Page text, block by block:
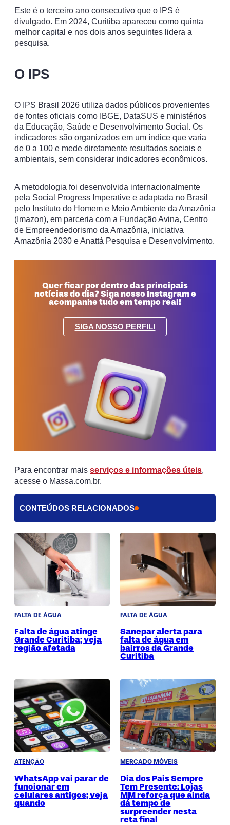
Este é o terceiro ano consecutivo que o IPS é
divulgado. Em 2024, Curitiba apareceu como quinta
melhor capital e nos dois anos seguintes lidera a
pesquisa.
O IPS
O IPS Brasil 2026 utiliza dados públicos provenientes
de fontes oficiais como IBGE, DataSUS e ministérios
da Educação, Saúde e Desenvolvimento Social. Os
indicadores são organizados em um índice que varia
de 0 a 100 e mede diretamente resultados sociais e
ambientais, sem considerar indicadores econômicos.
A metodologia foi desenvolvida internacionalmente
pela Social Progress Imperative e adaptada no Brasil
pelo Instituto do Homem e Meio Ambiente da Amazônia
(Imazon), em parceria com a Fundação Avina, Centro
de Empreendedorismo da Amazônia, iniciativa
Amazônia 2030 e Anattá Pesquisa e Desenvolvimento.
Quer ficar por dentro das principais
notícias do dia? Siga nosso Instagram e
acompanhe tudo em tempo real!
SIGA NOSSO PERFIL!
Para encontrar mais serviços e informações úteis,
acesse o Massa.com.br.
CONTEÚDOS RELACIONADOS
FALTA DE ÁGUA
Falta de água atinge
Grande Curitiba; veja
região afetada
FALTA DE ÁGUA
Sanepar alerta para
falta de água em
bairros da Grande
Curitiba
ATENÇÃO
WhatsApp vai parar de
funcionar em
celulares antigos; veja
quando
MERCADO MÓVEIS
Dia dos Pais Sempre
Tem Presente: Lojas
MM reforça que ainda
dá tempo de
surpreender nesta
reta final